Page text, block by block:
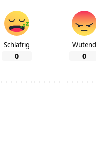
Schläfrig
0
Wütend
0